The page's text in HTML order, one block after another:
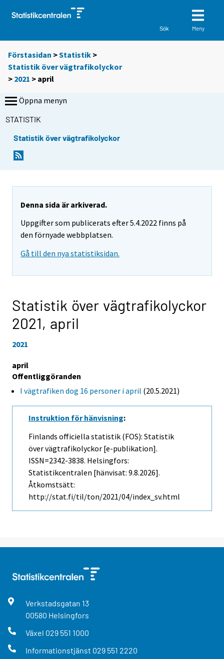
Sök Meny
Förstasidan >Statistik >
Statistik över vägtrafikolyckor
> 2021 > april
Öppna menyn
STATISTIK
Statistik över vägtrafikolyckor
Denna sida är arkiverad.
Uppgifter som publicerats efter 5.4.2022 finns på
den förnyade webbplatsen.
Gå till den nya statistiksidan.
Statistik över vägtrafikolyckor
2021, april
2021
april
Offentliggöranden
I vägtrafiken dog 16 personer i april (20.5.2021)
Instruktion för hänvisning:
Finlands officiella statistik (FOS): Statistik
över vägtrafikolyckor [e-publikation].
ISSN=2342-3838. Helsingfors:
Statistikcentralen [hänvisat: 9.8.2026].
Åtkomstsätt:
http://stat.fi/til/ton/2021/04/index_sv.html
Verkstadsgatan 13
00580 Helsingfors
Växel 029 551 1000
Informationstjänst 029 551 2220